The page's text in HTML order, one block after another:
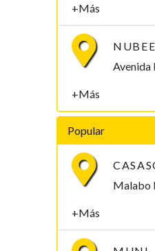
+Más
NUBEE
+Más
Popular
+Más